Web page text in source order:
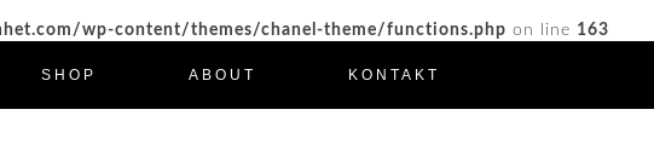
wp-content/themes/chanel-theme/functions.php on line 163
SHOP ABOUT KONTAKT